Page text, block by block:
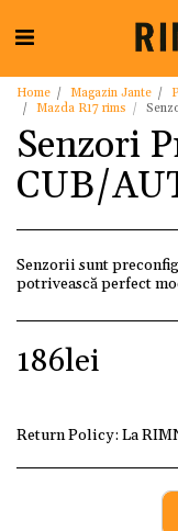
Home Magazin Jante
Mazda R17 rims
Senzori
CUB/
Senzorii sunt
potrivească perfect
186lei
Return Policy: La